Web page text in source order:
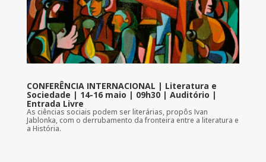
CONFERÊNCIA INTERNACIONAL | Literatura e
Sociedade | 14-16 maio | 09h30 | Auditório |
Entrada Livre
As ciências sociais podem ser literárias, propôs Ivan
Jablonka, com o derrubamento da fronteira entre a literatura e
a História.